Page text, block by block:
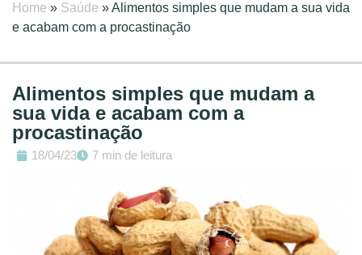
Home » Saúde »Alimentos simples que mudam a sua vida
e acabam com a procastinação
Alimentos simples que mudam a
sua vida e acabam com a
procastinação
18/04/23 7 min de leitura